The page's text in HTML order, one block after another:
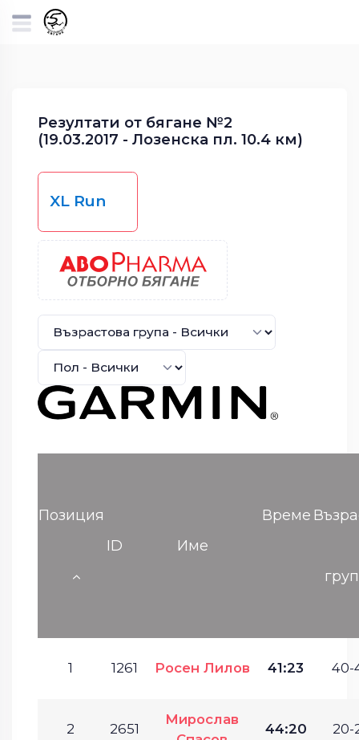
Резултати от бягане №2
(19.03.2017 - Лозенска пл. 10.4 км)
XL Run
Позиция
ID
Име
Време
1 1261 Росен Лилов 41:23 40-
2 2651
Мирослав
44:20 20-